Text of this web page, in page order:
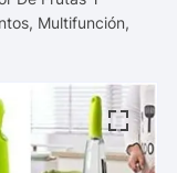
Multifunción,